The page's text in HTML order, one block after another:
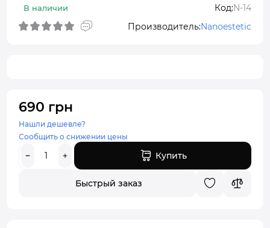
В наличии Код:N-14
Производитель:Nanoestetic
690 грн
Нашли дешевле?
Сообщить о снижении цены
Купить
Быстрый заказ